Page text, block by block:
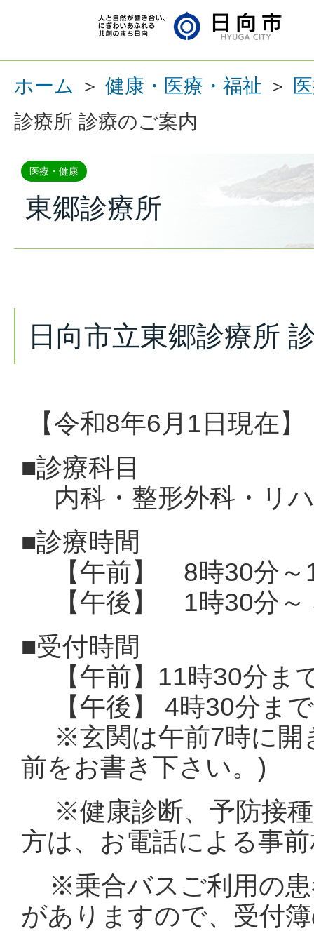
ホーム ＞ 健康・医療・福祉 ＞
診療所 診療のご案内
医療・健康
東郷診療所
日向市立東郷診療所
【令和8年6月1日現在】
■診療科目
内科・整形外科・リ
■診療時間
【午前】 8時30分
【午後】 1時30分～
■受付時間
【午前】11時30分
【午後】 4時30分ま
※玄関は午前7時に開
前をお書き下さい。)
※健康診断、予防接
方は、お電話による
※乗合バスご利用の患
がありますので、受付